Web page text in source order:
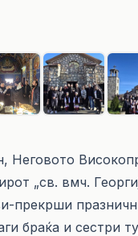
Неговото
„св. вмч.
прекрши
браќа и сестри